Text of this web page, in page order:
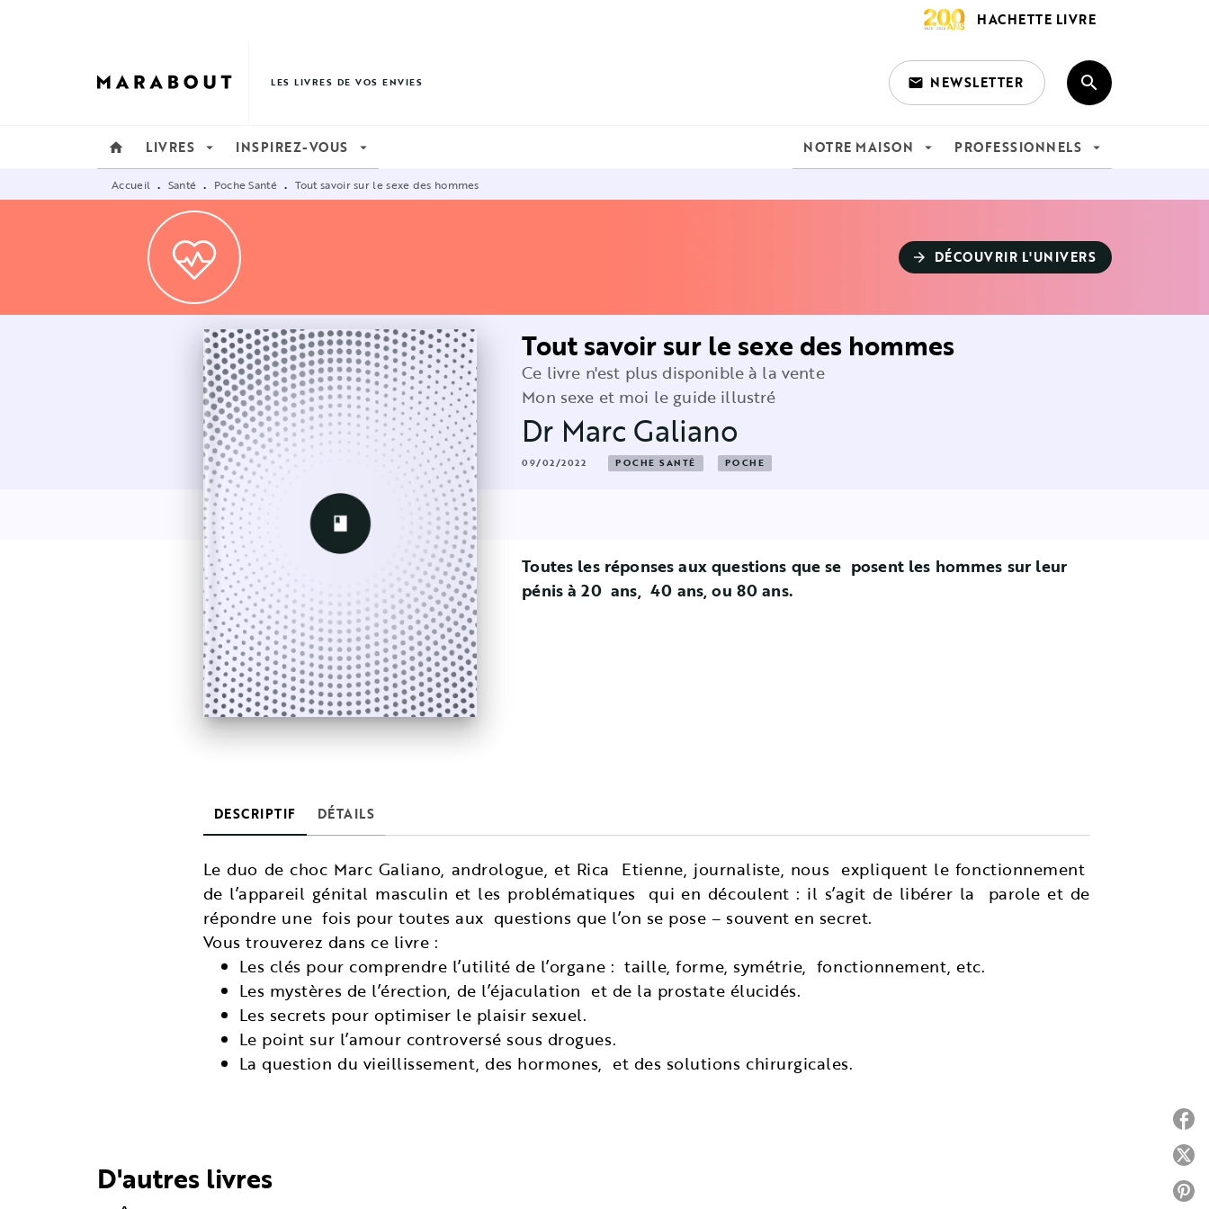
HACHETTE LIVRE
LES LIVRES DE VOS ENVIES email NEWSLETTER search
home LIVRES arrow_drop_down INSPIREZ-VOUS arrow_drop_down NOTRE MAISON arrow_drop_down PROFESSIONNELS arrow_drop_down
Accueil • Santé • Poche Santé • Tout savoir sur le sexe des hommes
arrow_forward DÉCOUVRIR L'UNIVERS
Tout savoir sur le sexe des hommes
Ce livre n'est plus disponible à la vente
Mon sexe et moi le guide illustré
Dr Marc Galiano
09/02/2022 POCHE SANTÉ POCHE
Toutes les réponses aux questions que se posent les hommes sur leur
pénis à 20 ans, 40 ans, ou 80 ans.
DESCRIPTIF DÉTAILS
Le duo de choc Marc Galiano, andrologue, et Rica Etienne, journaliste, nous expliquent le fonctionnement
de l’appareil génital masculin et les problématiques qui en découlent : il s’agit de libérer la parole et de
répondre une fois pour toutes aux questions que l’on se pose – souvent en secret.
Vous trouverez dans ce livre :
Les clés pour comprendre l’utilité de l’organe : taille, forme, symétrie, fonctionnement, etc.
Les mystères de l’érection, de l’éjaculation et de la prostate élucidés.
Les secrets pour optimiser le plaisir sexuel.
Le point sur l’amour controversé sous drogues.
La question du vieillissement, des hormones, et des solutions chirurgicales.
D'autres livres